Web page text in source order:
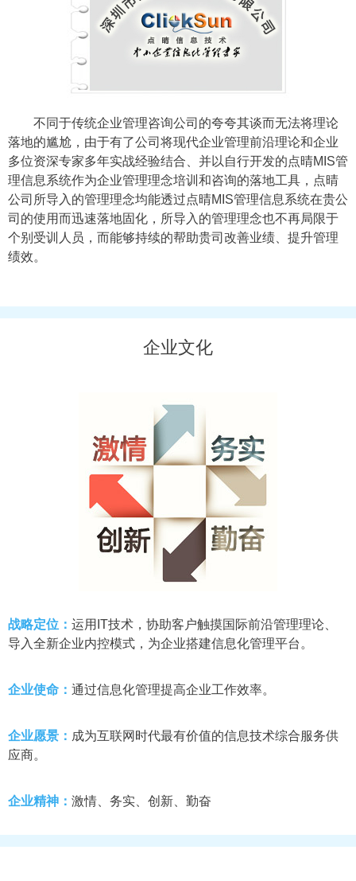
不同于传统企业管理咨询公司的夸夸其谈而无法将理论
落地的尴尬，由于有了公司将现代企业管理前沿理论和企业
多位资深专家多年实战经验结合、并以自行开发的点晴MIS管
理信息系统作为企业管理理念培训和咨询的落地工具，点晴
公司所导入的管理理念均能透过点晴MIS管理信息系统在贵公
司的使用而迅速落地固化，所导入的管理理念也不再局限于
个别受训人员，而能够持续的帮助贵司改善业绩、提升管理
绩效。
企业文化
战略定位： 运用IT技术，协助客户触摸国际前沿管理理论、
导入全新企业内控模式，为企业搭建信息化管理平台。
企业使命： 通过信息化管理提高企业工作效率。
企业愿景： 成为互联网时代最有价值的信息技术综合服务供
应商。
企业精神： 激情、务实、创新、勤奋